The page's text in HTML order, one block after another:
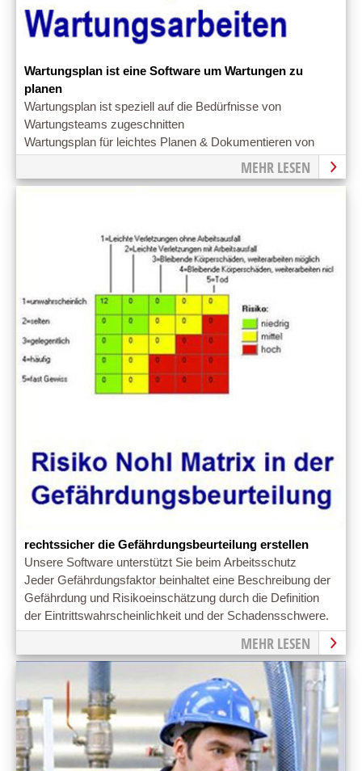
Wartungsplan ist eine Software um Wartungen zu
planen
Wartungsplan ist speziell auf die Bedürfnisse von
Wartungsteams zugeschnitten
Wartungsplan für leichtes Planen & Dokumentieren von
MEHR LESEN
rechtssicher die Gefährdungsbeurteilung erstellen
Unsere Software unterstützt Sie beim Arbeitsschutz
Jeder Gefährdungsfaktor beinhaltet eine Beschreibung der
Gefährdung und Risikoeinschätzung durch die Definition
der Eintrittswahrscheinlichkeit und der Schadensschwere.
MEHR LESEN